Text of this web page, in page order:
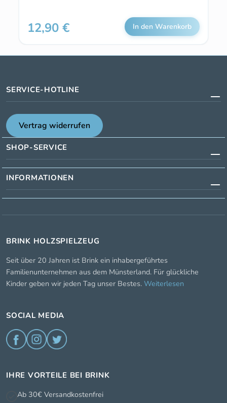
Regulärer Preis:
12,90 € In den Warenkorb
SERVICE-HOTLINE
Vertrag widerrufen
SHOP-SERVICE
INFORMATIONEN
BRINK HOLZSPIELZEUG
Seit über 20 Jahren ist Brink ein inhabergeführtes
Familienunternehmen aus dem Münsterland. Für glückliche
Kinder geben wir jeden Tag unser Bestes. Weiterlesen
SOCIAL MEDIA
IHRE VORTEILE BEI BRINK
Ab 30€ Versandkostenfrei